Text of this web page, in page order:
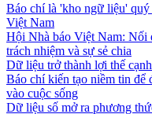
Báo chí là 'kho ngữ liệu'
Việt Nam
Hội Nhà báo Việt Nam: Nối
trách nhiệm và sự sẻ chia
Dữ liệu trở thành lợi thế
Báo chí kiến tạo niềm tin
vào cuộc sống
Dữ liệu số mở ra phương